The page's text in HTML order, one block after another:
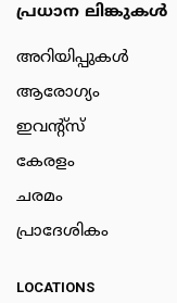
പ്രധാന ലിങ്കുകൾ
അറിയിപ്പുകള്‍
ആരോഗ്യം
ഇവന്റ്സ്
കേരളം
ചരമം
പ്രാദേശികം
LOCATIONS